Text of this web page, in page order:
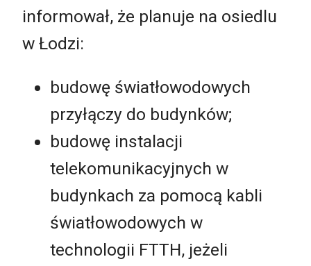
informował, że planuje na osiedlu
w Łodzi:
budowę światłowodowych
przyłączy do budynków;
budowę instalacji
telekomunikacyjnych w
budynkach za pomocą kabli
światłowodowych w
technologii FTTH, jeżeli